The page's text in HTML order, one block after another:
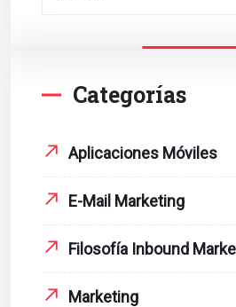
Categorías
Aplicaciones Móviles
E-Mail Marketing
Filosofía Inbound
Marketing